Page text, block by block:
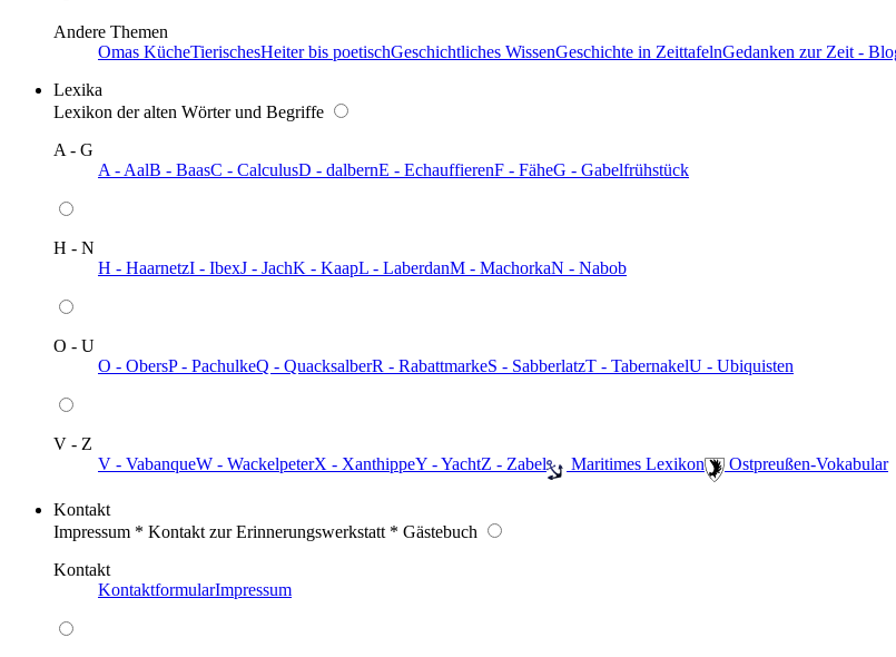
Andere Themen
Omas KücheTierischesHeiter bis poetischGeschichtliches WissenGeschichte in ZeittafelnGedanken zur Zeit -
Lexika
Lexikon der alten Wörter und Begriffe
A - G
A - AalB - BaasC - CalculusD - dalbernE - EchauffierenF - FäheG - Gabelfrühstück
H - N
H - HaarnetzI - IbexJ - JachK - KaapL - LaberdanM - MachorkaN - Nabob
O - U
O - ObersP - PachulkeQ - QuacksalberR - RabattmarkeS - SabberlatzT - TabernakelU - Ubiquisten
V - Z
V - VabanqueW - WackelpeterX - XanthippeY - YachtZ - Zabel ️ Maritimes Lexikon ️ Ostpreußen-Vokabular
Kontakt
Impressum * Kontakt zur Erinnerungswerkstatt * Gästebuch
Kontakt
KontaktformularImpressum